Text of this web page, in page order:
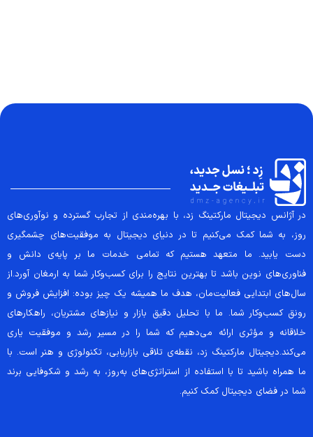
در آژانس دیجیتال مارکتینگ زد، با بهره‌مندی از تجارب گسترده و نوآوری‌های
روز، به شما کمک می‌کنیم تا در دنیای دیجیتال به موفقیت‌های چشمگیری
دست یابید. ما متعهد هستیم که تمامی خدمات ما بر پایه‌ی دانش و
فناوری‌های نوین باشد تا بهترین نتایج را برای کسب‌وکار شما به ارمغان آورد.از
سال‌های ابتدایی فعالیت‌مان، هدف ما همیشه یک چیز بوده: افزایش فروش و
رونق کسب‌وکار شما. ما با تحلیل دقیق بازار و نیازهای مشتریان، راهکارهای
خلاقانه و مؤثری ارائه می‌دهیم که شما را در مسیر رشد و موفقیت یاری
می‌کند.دیجیتال مارکتینگ زد، نقطه‌ی تلاقی بازاریابی، تکنولوژی و هنر است. با
ما همراه باشید تا با استفاده از استراتژی‌های به‌روز، به رشد و شکوفایی برند
شما در فضای دیجیتال کمک کنیم.